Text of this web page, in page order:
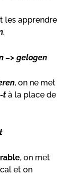
les apprendre
.
–> gelogen
, on ne met
-t à la place de
, on met
et on